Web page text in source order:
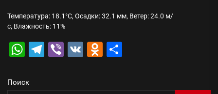
Температура: 18.1°C, Осадки: 32.1 мм, Ветер: 24.0 м/
с, Влажность: 11%
WhatsApp
Telegram
Viber
VK Odnoklassniki
Поиск